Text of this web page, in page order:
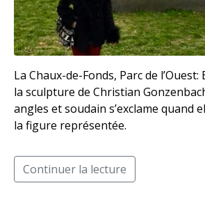
La Chaux-de-Fonds, Parc de
la sculpture de Christian
angles et soudain s’exclame quand
la figure représentée.
Continuer la lecture